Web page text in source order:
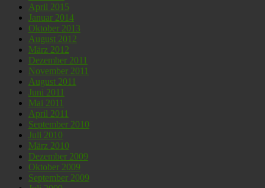
April 2015
Januar 2014
Oktober 2013
August 2012
März 2012
Dezember 2011
November 2011
August 2011
Juni 2011
Mai 2011
April 2011
September 2010
Juli 2010
März 2010
Dezember 2009
Oktober 2009
September 2009